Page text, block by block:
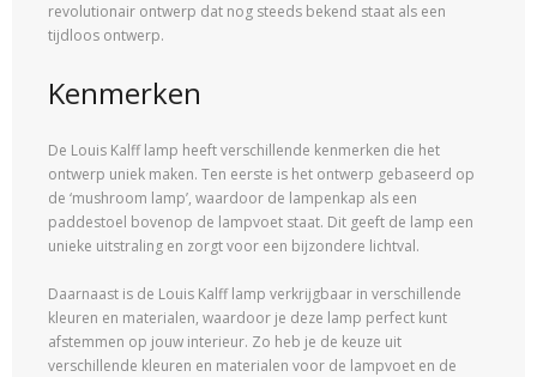
revolutionair ontwerp dat nog steeds bekend staat als een
tijdloos ontwerp.
Kenmerken
De Louis Kalff lamp heeft verschillende kenmerken die het
ontwerp uniek maken. Ten eerste is het ontwerp gebaseerd op
de ‘mushroom lamp’, waardoor de lampenkap als een
paddestoel bovenop de lampvoet staat. Dit geeft de lamp een
unieke uitstraling en zorgt voor een bijzondere lichtval.
Daarnaast is de Louis Kalff lamp verkrijgbaar in verschillende
kleuren en materialen, waardoor je deze lamp perfect kunt
afstemmen op jouw interieur. Zo heb je de keuze uit
verschillende kleuren en materialen voor de lampvoet en de